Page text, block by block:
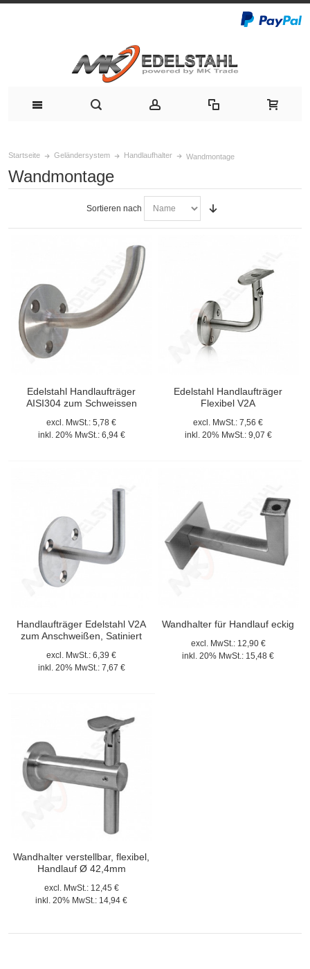
Startseite Geländersystem Handlaufhalter Wandmontage
Wandmontage
Sortieren nach
Edelstahl Handlaufträger
AISI304 zum Schweissen
excl. MwSt.: 5,78 €
inkl. 20% MwSt.: 6,94 €
Edelstahl Handlaufträger
Flexibel V2A
excl. MwSt.: 7,56 €
inkl. 20% MwSt.: 9,07 €
Handlaufträger Edelstahl V2A
zum Anschweißen, Satiniert
excl. MwSt.: 6,39 €
inkl. 20% MwSt.: 7,67 €
Wandhalter für Handlauf eckig
excl. MwSt.: 12,90 €
inkl. 20% MwSt.: 15,48 €
Wandhalter verstellbar, flexibel,
Handlauf Ø 42,4mm
excl. MwSt.: 12,45 €
inkl. 20% MwSt.: 14,94 €